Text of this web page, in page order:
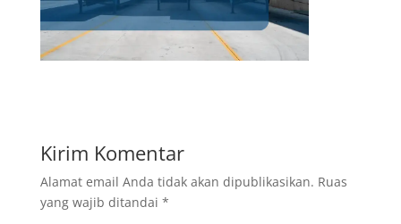
Kirim Komentar
Alamat email Anda tidak akan dipublikasikan. Ruas
yang wajib ditandai *